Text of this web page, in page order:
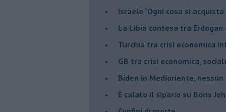
Israele "Ogni cosa si
La Libia contesa tra Erdogan
Turchia tra crisi economica
GB tra crisi economica,
Biden in Medioriente, nessun
È calato il sipario su Boris